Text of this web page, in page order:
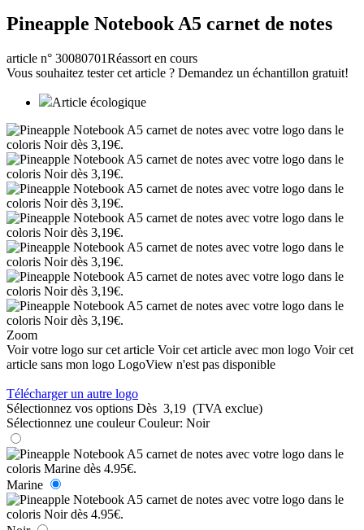
Pineapple Notebook A5 carnet de notes
article n° 30080701Réassort en cours
Vous souhaitez tester cet article ? Demandez un échantillon gratuit!
Article écologique
Zoom
Voir votre logo sur cet article Voir cet article avec mon logo Voir cet
article sans mon logo LogoView n'est pas disponible
Télécharger un autre logo
Sélectionnez vos options Dès 3,19 (TVA exclue)
Sélectionnez une couleur Couleur: Noir
Marine